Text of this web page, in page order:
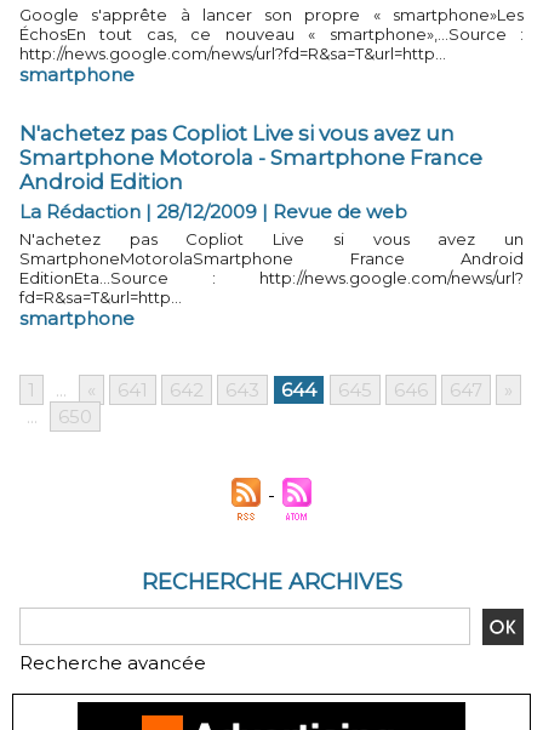
Google s'apprête à lancer son propre « smartphone»Les
ÉchosEn tout cas, ce nouveau « smartphone»,...Source :
http://news.google.com/news/url?fd=R&sa=T&url=http...
smartphone
N'achetez pas Copliot Live si vous avez un
Smartphone Motorola - Smartphone France
Android Edition
La Rédaction | 28/12/2009 | Revue de web
N'achetez pas Copliot Live si vous avez un
SmartphoneMotorolaSmartphone France Android
EditionEta...Source : http://news.google.com/news/url?
fd=R&sa=T&url=http...
smartphone
1 ... « 641 642 643 644 645 646 647
»
...
650
RECHERCHE ARCHIVES
Recherche avancée